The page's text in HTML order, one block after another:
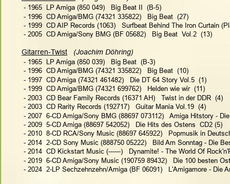
- 1965  LP Amiga (850 049)   Big Beat II  (B-5)
- 1996  CD Amiga/BMG (74321 335822)   Big Beat  (27)
- 1999  CD AIP Records (1063)   Surfbeat Behind The Iron Curtain
- 2005  CD Amiga/Sony BMG (BF 05682)   Big Beat  Vol.2  (13)
Gitarren-Twist
  (Joachim Döhring)
- 1965  LP Amiga (850 039)   Big Beat  (B-3)
- 1996  CD Amiga/BMG (74321 335822)   Big Beat  (10)
- 1997  CD Amiga (74321 461482)   Die DT 64 Story Vol.5  (1)
- 1999  CD Amiga/BMG (74321 699762)   Helden wie wir  (11)
- 2003  CD Bear Family Records (16371 AH)   Twist in der DDR  (4)
- 2003  CD Rarity Records (192717)   Guitar Mania Vol.19  (4)
- 2007  6-CD Amiga/Sony BMG (88697 073112)   Amiga Hitstory -
- 2009  5-CD Amiga (88697 542052)   Die Hits des Ostens  CD2 (5)
- 2010  8-CD RCA/Sony Music (88697 645922)   Popmusik in
- 2014  2-CD Sony Music (888750 05222)   Bild Am Sonntag - Die
- 2014  CD Kickstart Music (------)   Dynamite! - The World Of
- 2019  6-CD Amiga/Sony Music (190759 89432)   Die 100 besten
- 2024  2-LP Sechzehnzehn/Amiga (BF 06091)   L'Amigamore - Die